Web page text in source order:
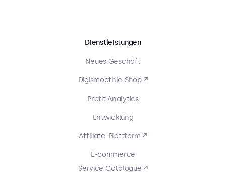
Dienstleistungen
Neues Geschäft
Digismoothie-Shop ↗
Profit Analytics
Entwicklung
Affiliate-Plattform ↗
E-commerce
Service Catalogue ↗